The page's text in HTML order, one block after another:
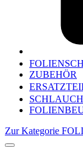
ZUBEHÖR
Zur Kategorie